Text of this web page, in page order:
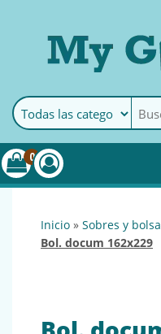
MyGoods ·
0
inicio » sobres y
bol. docum 162x229